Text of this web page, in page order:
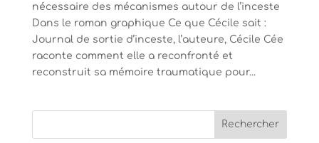
nécessaire des mécanismes autour de l’inceste
Dans le roman graphique Ce que Cécile sait :
Journal de sortie d’inceste, l’auteure, Cécile Cée
raconte comment elle a reconfronté et
reconstruit sa mémoire traumatique pour...